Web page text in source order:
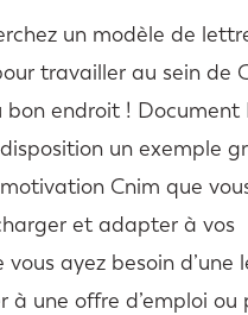
un modèle de
travailler au sein de
bon endroit ! Document
un exemple
Cnim que
et adapter à vos
vous ayez besoin d’une
à une offre d’emploi ou